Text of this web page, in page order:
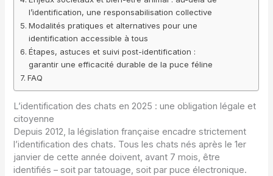
l’identification, une responsabilisation collective
Modalités pratiques et alternatives pour une
identification accessible à tous
Étapes, astuces et suivi post-identification :
garantir une efficacité durable de la puce féline
FAQ
L’identification des chats en 2025 : une obligation légale et
citoyenne
Depuis 2012, la législation française encadre strictement
l’identification des chats. Tous les chats nés après le 1er
janvier de cette année doivent, avant 7 mois, être
identifiés – soit par tatouage, soit par puce électronique.